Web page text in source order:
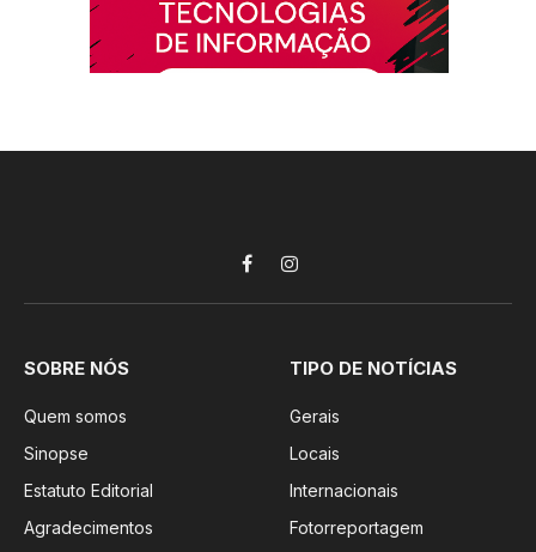
FacebookInstagram
SOBRE NÓS
Quem somos
Sinopse
Estatuto Editorial
Agradecimentos
TIPO DE NOTÍCIAS
Gerais
Locais
Internacionais
Fotorreportagem